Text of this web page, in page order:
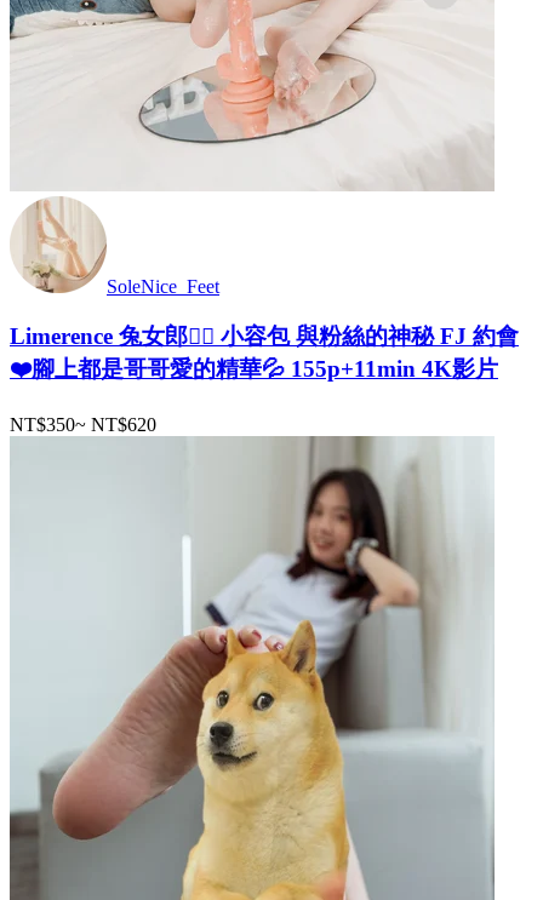
SoleNice_Feet
Limerence 兔女郎👯‍♀️ 小容包 與粉絲的神秘 FJ 約會
❤️腳上都是哥哥愛的精華💦 155p+11min 4K影片
NT$350~ NT$620